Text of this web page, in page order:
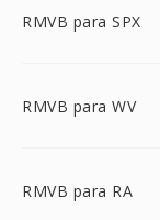
RMVB para SPX
RMVB para WV
RMVB para RA